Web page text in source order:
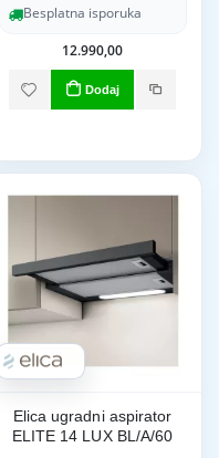
Besplatna isporuka
12.990,00
Dodaj
Elica ugradni aspirator
ELITE 14 LUX BL/A/60